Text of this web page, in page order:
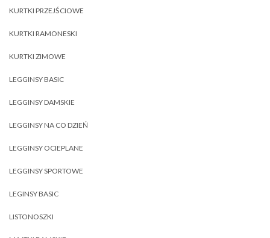
KURTKI PRZEJŚCIOWE
KURTKI RAMONESKI
KURTKI ZIMOWE
LEGGINSY BASIC
LEGGINSY DAMSKIE
LEGGINSY NA CO DZIEŃ
LEGGINSY OCIEPLANE
LEGGINSY SPORTOWE
LEGINSY BASIC
LISTONOSZKI